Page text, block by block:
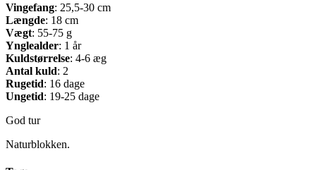
Vingefang: 25,5-30 cm
Længde: 18 cm
Vægt: 55-75 g
Ynglealder: 1 år
Kuldstørrelse: 4-6 æg
Antal kuld: 2
Rugetid: 16 dage
Ungetid: 19-25 dage
God tur
Naturblokken.